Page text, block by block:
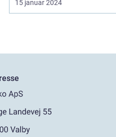
15 januar 2024